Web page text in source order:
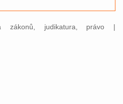
zákonů, judikatura, právo |